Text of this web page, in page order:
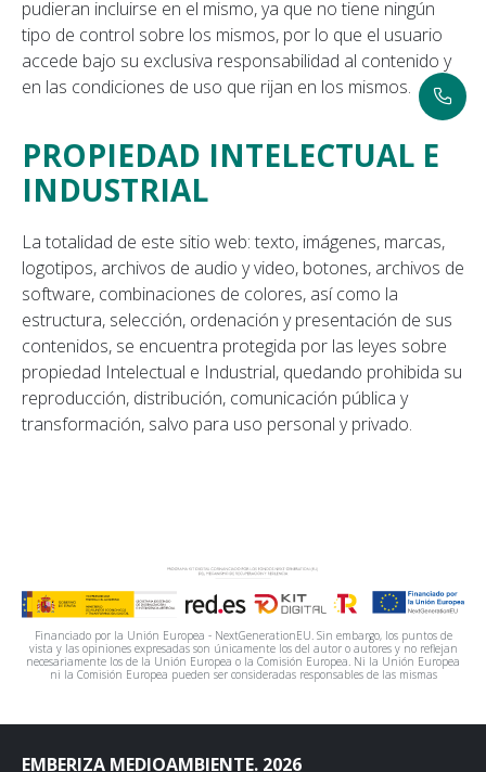
pudieran incluirse en el mismo, ya que no tiene ningún
tipo de control sobre los mismos, por lo que el usuario
accede bajo su exclusiva responsabilidad al contenido y
en las condiciones de uso que rijan en los mismos.
PROPIEDAD INTELECTUAL E
INDUSTRIAL
La totalidad de este sitio web: texto, imágenes, marcas,
logotipos, archivos de audio y video, botones, archivos de
software, combinaciones de colores, así como la
estructura, selección, ordenación y presentación de sus
contenidos, se encuentra protegida por las leyes sobre
propiedad Intelectual e Industrial, quedando prohibida su
reproducción, distribución, comunicación pública y
transformación, salvo para uso personal y privado.
Financiado por la Unión Europea - NextGenerationEU. Sin embargo, los puntos de
vista y las opiniones expresadas son únicamente los del autor o autores y no reflejan
necesariamente los de la Unión Europea o la Comisión Europea. Ni la Unión Europea
ni la Comisión Europea pueden ser consideradas responsables de las mismas
EMBERIZA MEDIOAMBIENTE. 2026